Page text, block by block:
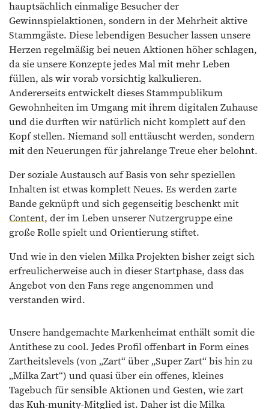
hauptsächlich einmalige Besucher der
Gewinnspielaktionen, sondern in der Mehrheit aktive
Stammgäste. Diese lebendigen Besucher lassen unsere
Herzen regelmäßig bei neuen Aktionen höher schlagen,
da sie unsere Konzepte jedes Mal mit mehr Leben
füllen, als wir vorab vorsichtig kalkulieren.
Andererseits entwickelt dieses Stammpublikum
Gewohnheiten im Umgang mit ihrem digitalen Zuhause
und die durften wir natürlich nicht komplett auf den
Kopf stellen. Niemand soll enttäuscht werden, sondern
mit den Neuerungen für jahrelange Treue eher belohnt.
Der soziale Austausch auf Basis von sehr speziellen
Inhalten ist etwas komplett Neues. Es werden zarte
Bande geknüpft und sich gegenseitig beschenkt mit
Content, der im Leben unserer Nutzergruppe eine
große Rolle spielt und Orientierung stiftet.
Und wie in den vielen Milka Projekten bisher zeigt sich
erfreulicherweise auch in dieser Startphase, dass das
Angebot von den Fans rege angenommen und
verstanden wird.
Unsere handgemachte Markenheimat enthält somit die
Antithese zu cool. Jedes Profil offenbart in Form eines
Zartheitslevels (von „Zart“ über „Super Zart“ bis hin zu
„Milka Zart“) und quasi über ein offenes, kleines
Tagebuch für sensible Aktionen und Gesten, wie zart
das Kuh-munity-Mitglied ist. Daher ist die Milka